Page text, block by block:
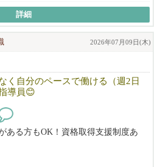
詳細
2026年07月09日(木)
く自分のペースで働ける（週2日
導員😊
ある方もOK！資格取得支援制度あ